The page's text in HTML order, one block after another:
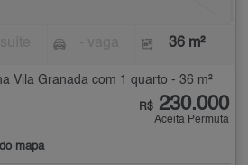
36 m²
Vila Granada com 1 quarto - 36 m²
mapa
R$ 230.000
Aceita Permuta